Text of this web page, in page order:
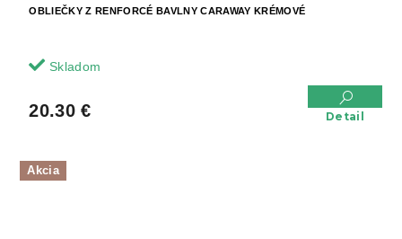
OBLIEČKY Z RENFORCÉ BAVLNY CARAWAY KRÉMOVÉ
Skladom
20.30 € Detail
Akcia